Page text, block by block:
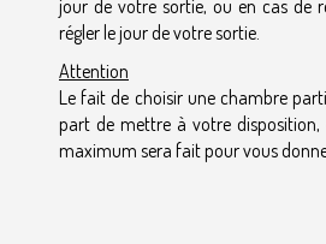
jour de votre sortie, ou en cas de
régler le jour de votre sortie.
Attention
Le fait de choisir une chambre
part de mettre à votre disposition,
maximum sera fait pour vous